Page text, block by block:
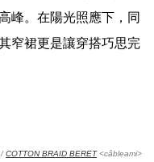
峰。在陽光照應下，同
窄裙更是讓穿搭巧思完
/COTTON BRAID BERET<câbleami>